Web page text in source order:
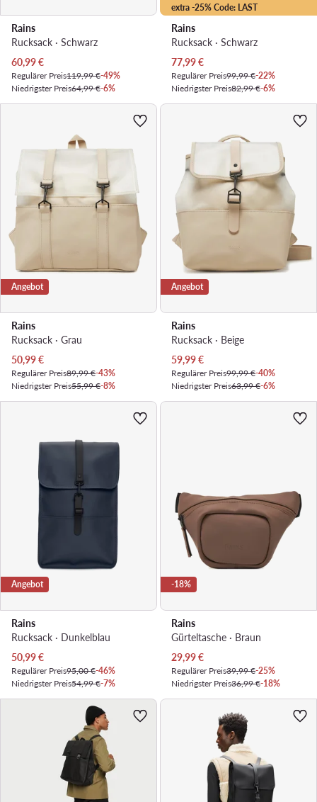
Rains
Rucksack · Schwarz
Aktueller Preis
60,99€
Regulärer Preis119,99 €-49%
Niedrigster Preis64,99 €-6%
extra -25% Code: LAST
Rains
Rucksack · Schwarz
Aktueller Preis
77,99€
Regulärer Preis99,99 €-22%
Niedrigster Preis82,99 €-6%
Angebot
Rains
Rucksack · Grau
Aktueller Preis
50,99€
Regulärer Preis89,99 €-43%
Niedrigster Preis55,99 €-8%
Angebot
Rains
Rucksack · Beige
Aktueller Preis
59,99€
Regulärer Preis99,99 €-40%
Niedrigster Preis63,99 €-6%
Angebot
Rains
Rucksack · Dunkelblau
Aktueller Preis
50,99€
Regulärer Preis95,00 €-46%
Niedrigster Preis54,99 €-7%
-18%
Rains
Gürteltasche · Braun
Aktueller Preis
29,99€
Regulärer Preis39,99 €-25%
Niedrigster Preis36,99 €-18%